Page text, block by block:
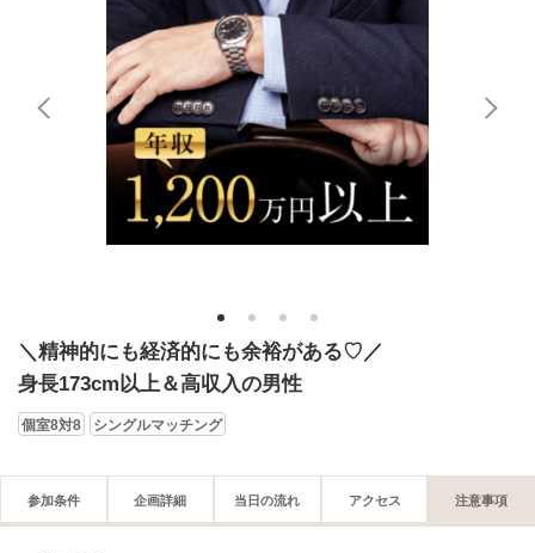
1 2 3 4
＼精神的にも経済的にも余裕がある♡／
身長173cm以上＆高収入の男性
個室8対8 シングルマッチング
参加条件 企画詳細 当日の流れ アクセス 注意事項